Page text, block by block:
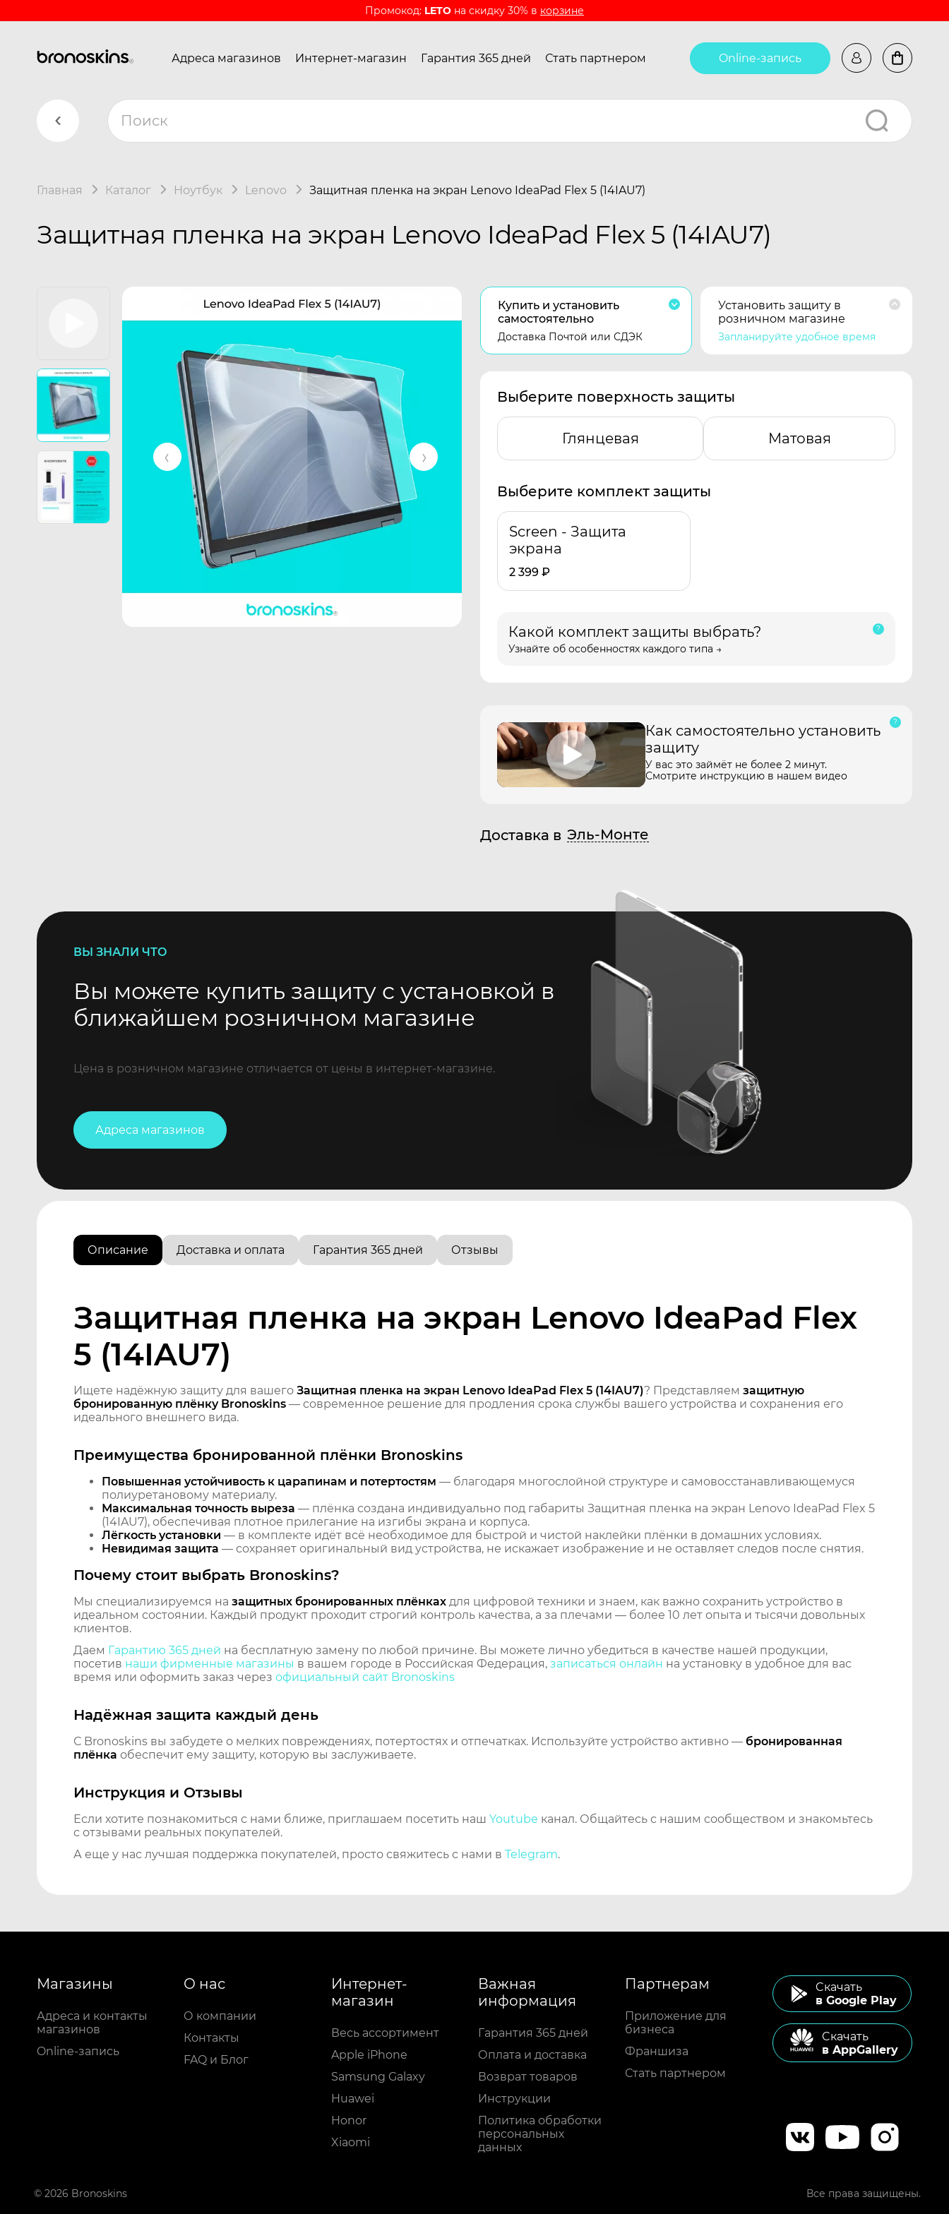
Промокод: LETO на скидку 30% в корзине
Адреса магазинов Интернет-магазин Гарантия 365 дней Стать партнером Online-запись
Главная Каталог Ноутбук Lenovo Защитная пленка на экран Lenovo IdeaPad Flex 5 (14IAU7)
Защитная пленка на экран Lenovo IdeaPad Flex 5 (14IAU7)
Купить и установить
самостоятельно
Доставка Почтой или СДЭК
Установить защиту в
розничном магазине
Запланируйте удобное время
Выберите поверхность защиты
Глянцевая Матовая
Выберите комплект защиты
Screen - Защита
экрана
2 399 ₽
Какой комплект защиты выбрать?
Узнайте об особенностях каждого типа →
Как самостоятельно установить
защиту
У вас это займёт не более 2 минут.
Смотрите инструкцию в нашем видео
Доставка в Эль-Монте
ВЫ ЗНАЛИ ЧТО
Вы можете купить защиту с установкой в
ближайшем розничном магазине
Цена в розничном магазине отличается от цены в интернет-магазине.
Адреса магазинов
Описание Доставка и оплата Гарантия 365 дней Отзывы
Защитная пленка на экран Lenovo IdeaPad Flex
5 (14IAU7)
Ищете надёжную защиту для вашего Защитная пленка на экран Lenovo IdeaPad Flex 5 (14IAU7)? Представляем защитную
бронированную плёнку Bronoskins — современное решение для продления срока службы вашего устройства и сохранения его
идеального внешнего вида.
Преимущества бронированной плёнки Bronoskins
Повышенная устойчивость к царапинам и потертостям — благодаря многослойной структуре и самовосстанавливающемуся
полиуретановому материалу.
Максимальная точность выреза — плёнка создана индивидуально под габариты Защитная пленка на экран Lenovo IdeaPad Flex 5
(14IAU7), обеспечивая плотное прилегание на изгибы экрана и корпуса.
Лёгкость установки — в комплекте идёт всё необходимое для быстрой и чистой наклейки плёнки в домашних условиях.
Невидимая защита — сохраняет оригинальный вид устройства, не искажает изображение и не оставляет следов после снятия.
Почему стоит выбрать Bronoskins?
Мы специализируемся на защитных бронированных плёнках для цифровой техники и знаем, как важно сохранить устройство в
идеальном состоянии. Каждый продукт проходит строгий контроль качества, а за плечами — более 10 лет опыта и тысячи довольных
клиентов.
Даем Гарантию 365 дней на бесплатную замену по любой причине. Вы можете лично убедиться в качестве нашей продукции,
посетив наши фирменные магазины в вашем городе в Российская Федерация, записаться онлайн на установку в удобное для вас
время или оформить заказ через официальный сайт Bronoskins
Надёжная защита каждый день
С Bronoskins вы забудете о мелких повреждениях, потертостях и отпечатках. Используйте устройство активно — бронированная
плёнка обеспечит ему защиту, которую вы заслуживаете.
Инструкция и Отзывы
Если хотите познакомиться с нами ближе, приглашаем посетить наш Youtube канал. Общайтесь с нашим сообществом и знакомьтесь
с отзывами реальных покупателей.
А еще у нас лучшая поддержка покупателей, просто свяжитесь с нами в Telegram.
Магазины
Адреса и контакты
магазинов
Online-запись
О нас
О компании
Контакты
FAQ и Блог
Интернет-
магазин
Весь ассортимент
Apple iPhone
Samsung Galaxy
Huawei
Honor
Xiaomi
Важная
информация
Гарантия 365 дней
Оплата и доставка
Возврат товаров
Инструкции
Политика обработки
персональных
данных
Партнерам
Приложение для
бизнеса
Франшиза
Стать партнером
Cкачать
в Google Play
Cкачать
в AppGallery
© 2026 Bronoskins Все права защищены.